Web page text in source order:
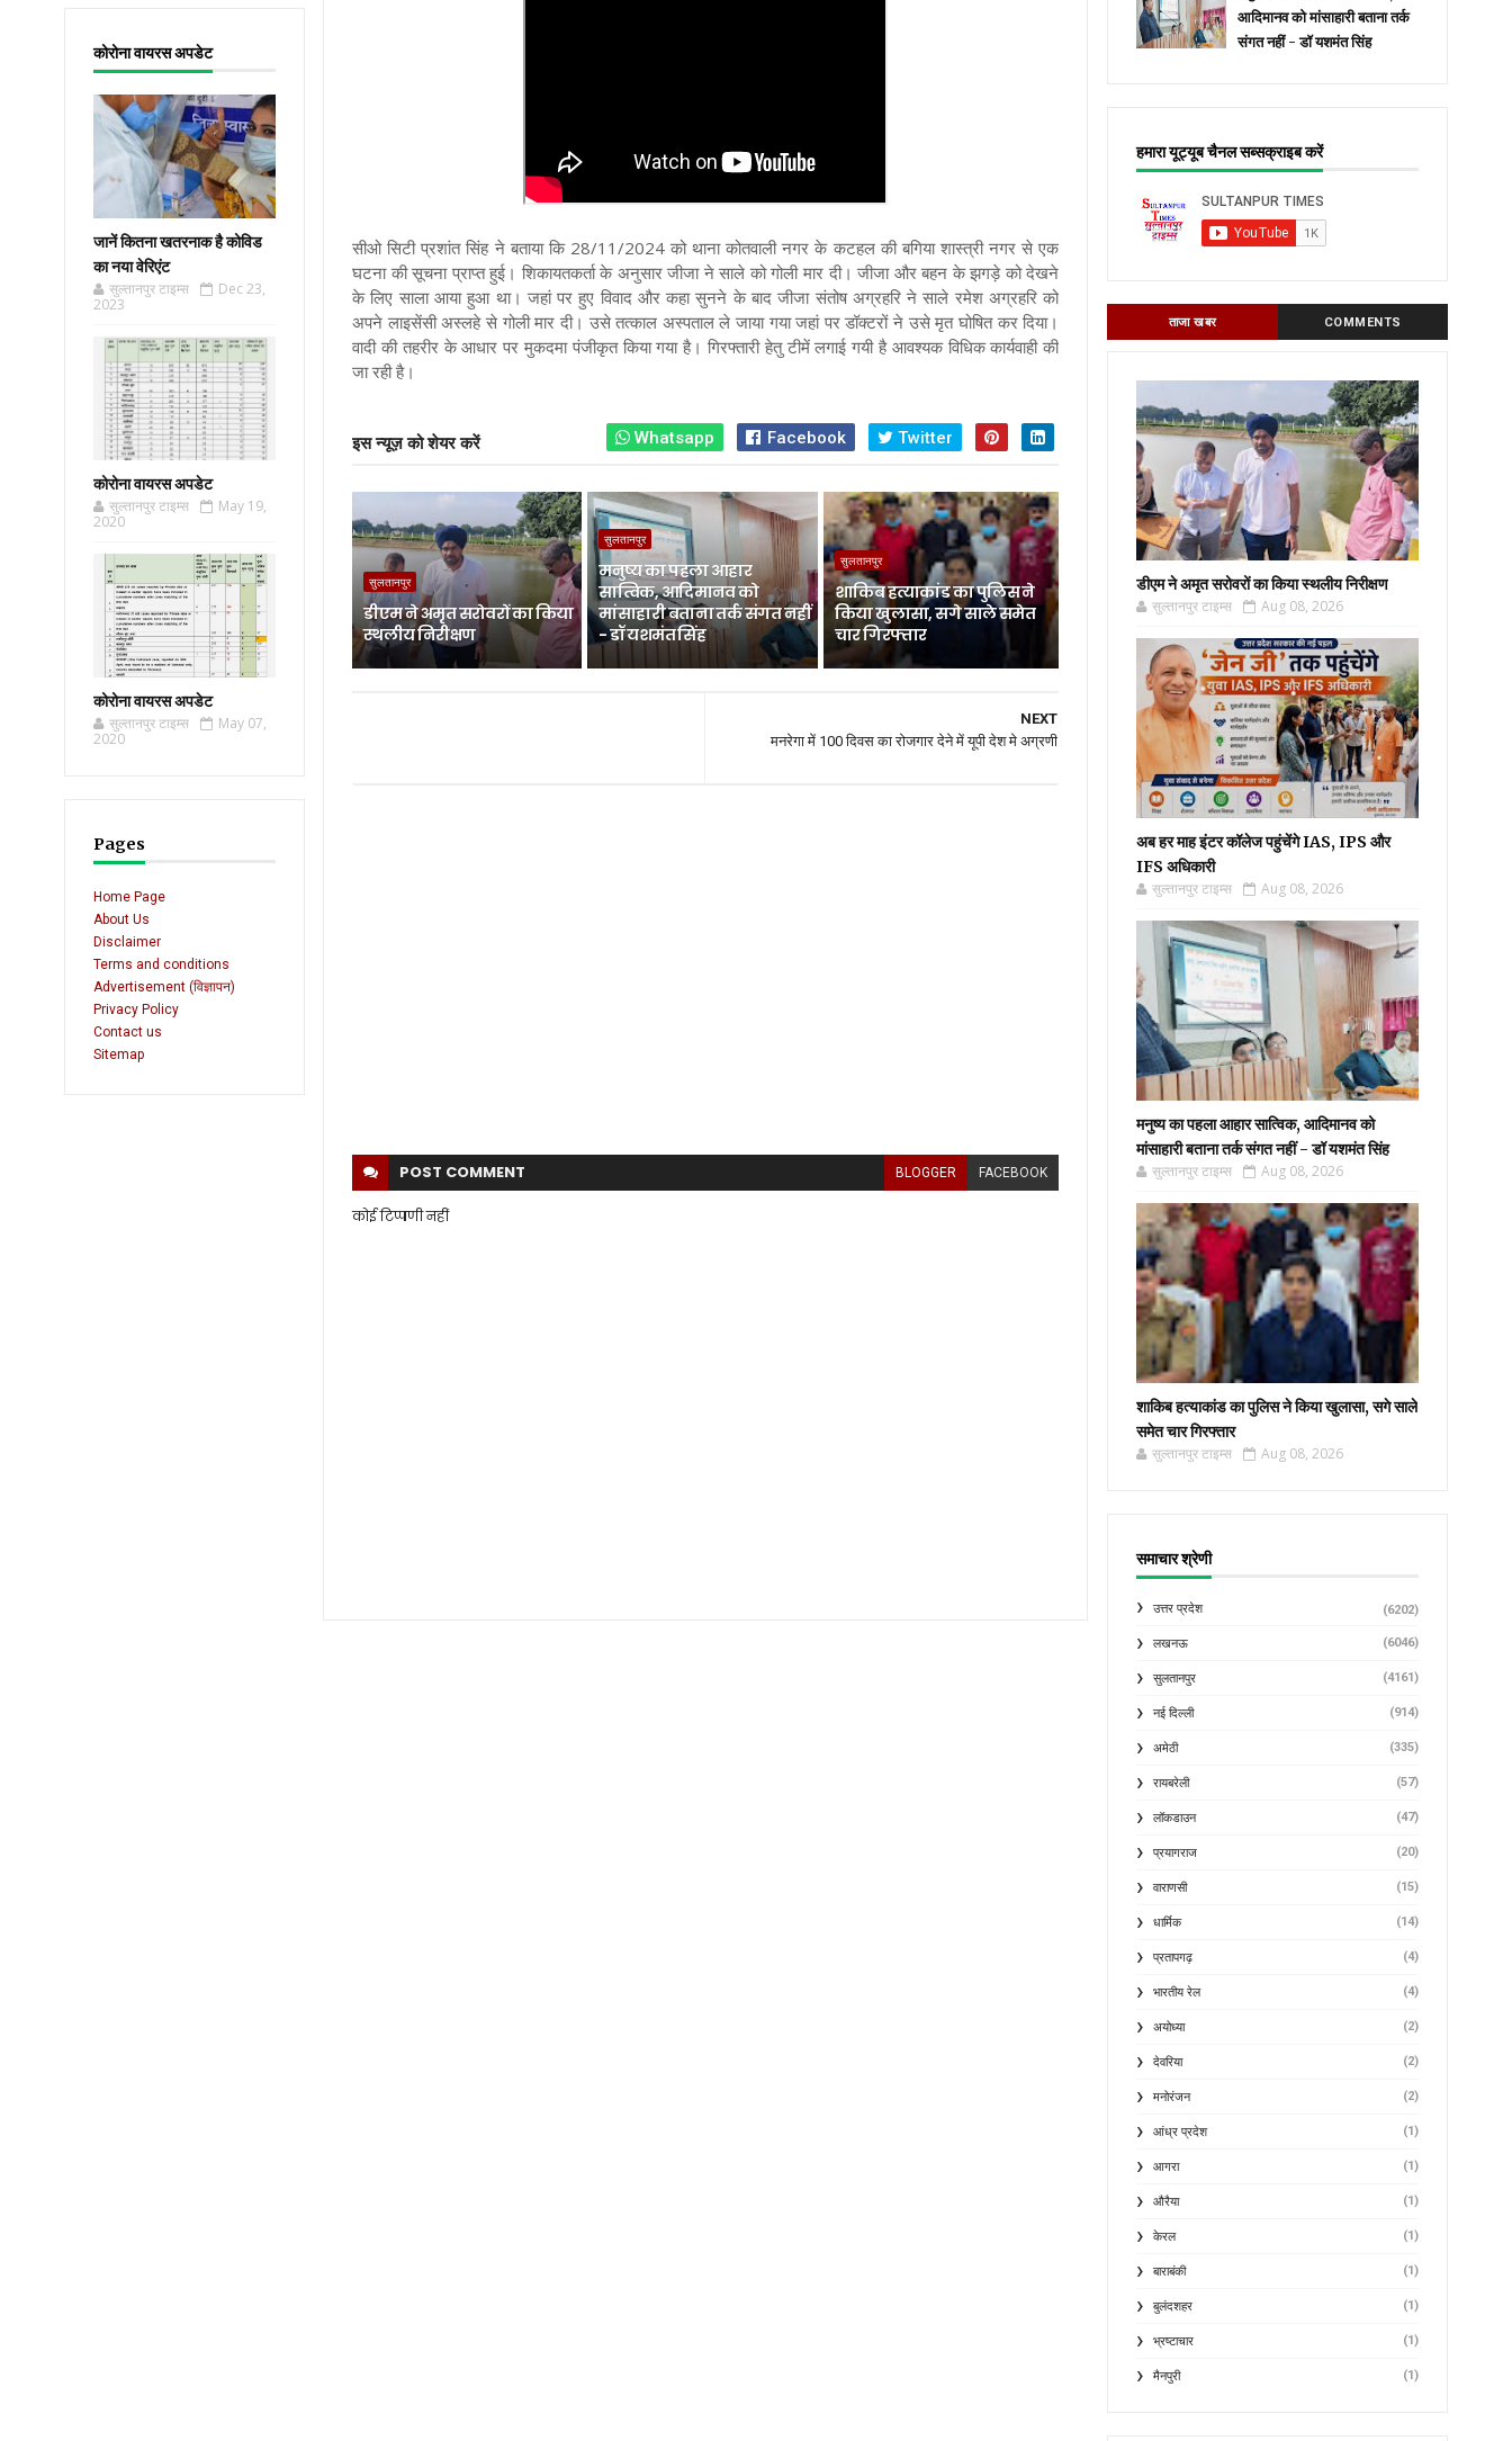
कोरोना वायरस अपडेट
जानें कितना खतरनाक है कोविड
का नया वेरिएंट
सुल्तानपुर टाइम्स
Dec 23,
2023
कोरोना वायरस अपडेट
सुल्तानपुर टाइम्स
May 19,
2020
कोरोना वायरस अपडेट
सुल्तानपुर टाइम्स
May 07,
2020
Pages
Home Page
About Us
Disclaimer
Terms and conditions
Advertisement (विज्ञापन)
Privacy Policy
Contact us
Sitemap
सीओ सिटी प्रशांत सिंह ने बताया कि 28/11/2024 को थाना कोतवाली नगर के कटहल की बगिया शास्त्री नगर से एक
घटना की सूचना प्राप्त हुई। शिकायतकर्ता के अनुसार जीजा ने साले को गोली मार दी। जीजा और बहन के झगड़े को देखने
के लिए साला आया हुआ था। जहां पर हुए विवाद और कहा सुनने के बाद जीजा संतोष अग्रहरि ने साले रमेश अग्रहरि को
अपने लाइसेंसी अस्लहे से गोली मार दी। उसे तत्काल अस्पताल ले जाया गया जहां पर डॉक्टरों ने उसे मृत घोषित कर दिया।
वादी की तहरीर के आधार पर मुकदमा पंजीकृत किया गया है। गिरफ्तारी हेतु टीमें लगाई गयी है आवश्यक विधिक कार्यवाही की
जा रही है।
इस न्यूज़ को शेयर करें Whatsapp Facebook Twitter
सुलतानपुर
डीएम ने अमृत सरोवरों का किया
स्थलीय निरीक्षण
सुलतानपुर
मनुष्य का पहला आहार
सात्विक, आदिमानव को
मांसाहारी बताना तर्क संगत नहीं
- डॉ यशमंत सिंह
सुलतानपुर
शाकिब हत्याकांड का पुलिस ने
किया खुलासा, सगे साले समेत
चार गिरफ्तार
NEXT
मनरेगा में 100 दिवस का रोजगार देने में यूपी देश मे अग्रणी
POST COMMENT BLOGGER FACEBOOK
कोई टिप्पणी नहीं
आदिमानव को मांसाहारी बताना तर्क
संगत नहीं - डॉ यशमंत सिंह
हमारा यूट्यूब चैनल सब्सक्राइब करें
ताजा खबर COMMENTS
डीएम ने अमृत सरोवरों का किया स्थलीय निरीक्षण
सुल्तानपुर टाइम्स Aug 08, 2026
अब हर माह इंटर कॉलेज पहुंचेंगे IAS, IPS और
IFS अधिकारी
सुल्तानपुर टाइम्स Aug 08, 2026
मनुष्य का पहला आहार सात्विक, आदिमानव को
मांसाहारी बताना तर्क संगत नहीं - डॉ यशमंत सिंह
सुल्तानपुर टाइम्स Aug 08, 2026
शाकिब हत्याकांड का पुलिस ने किया खुलासा, सगे साले
समेत चार गिरफ्तार
सुल्तानपुर टाइम्स Aug 08, 2026
समाचार श्रेणी
उत्तर प्रदेश (6202)
लखनऊ (6046)
सुलतानपुर (4161)
नई दिल्ली (914)
अमेठी (335)
रायबरेली (57)
लॉकडाउन (47)
प्रयागराज (20)
वाराणसी (15)
धार्मिक (14)
प्रतापगढ़ (4)
भारतीय रेल (4)
अयोध्या (2)
देवरिया (2)
मनोरंजन (2)
आंध्र प्रदेश (1)
आगरा (1)
औरैया (1)
केरल (1)
बाराबंकी (1)
बुलंदशहर (1)
भ्रष्टाचार (1)
मैनपुरी (1)